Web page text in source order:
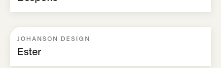
JOHANSON DESIGN
Ester